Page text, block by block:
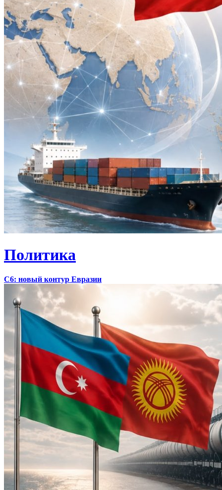
Политика
С6: новый контур Евразии